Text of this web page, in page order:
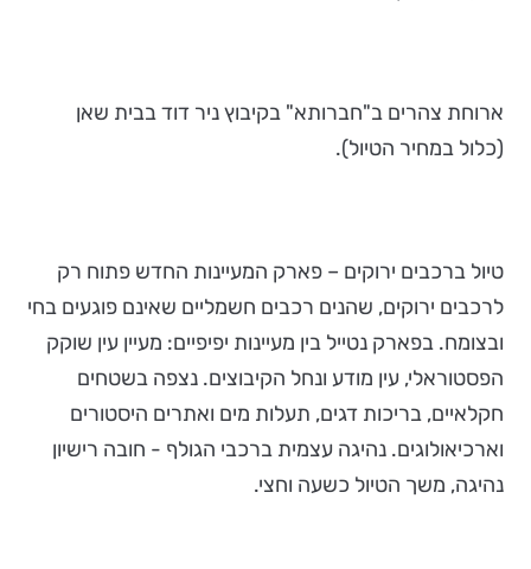
ארוחת צהרים ב"חברותא" בקיבוץ ניר דוד בבית שאן
(כלול במחיר הטיול).
טיול ברכבים ירוקים – פארק המעיינות החדש פתוח רק
לרכבים ירוקים, שהנים רכבים חשמליים שאינם פוגעים בחי
ובצומח. בפארק נטייל בין מעיינות יפיפיים: מעיין עין שוקק
הפסטוראלי, עין מודע ונחל הקיבוצים. נצפה בשטחים
חקלאיים, בריכות דגים, תעלות מים ואתרים היסטורים
וארכיאולוגים. נהיגה עצמית ברכבי הגולף - חובה רישיון
נהיגה, משך הטיול כשעה וחצי.